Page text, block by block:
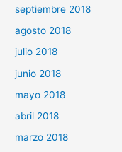
septiembre 2018
agosto 2018
julio 2018
junio 2018
mayo 2018
abril 2018
marzo 2018